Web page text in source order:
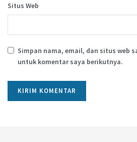
Situs Web
Simpan nama, email, dan situs web
untuk komentar saya berikutnya.